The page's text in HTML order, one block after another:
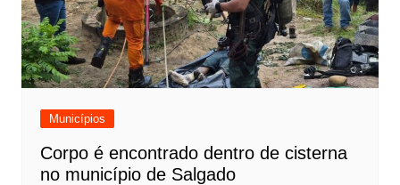
Municípios
Corpo é encontrado dentro de cisterna
no município de Salgado